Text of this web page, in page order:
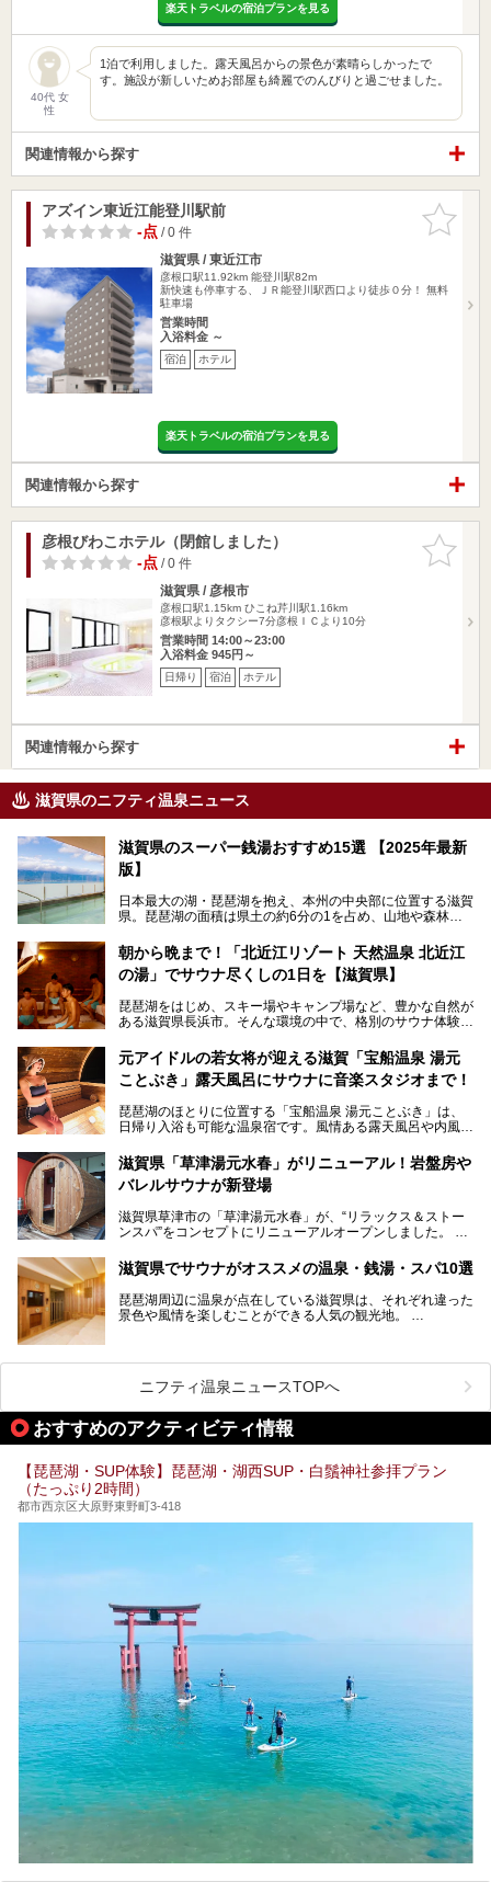
楽天トラベルの宿泊プランを見る
40代 女
性
1泊で利用しました。露天風呂からの景色が素晴らしかったで
す。施設が新しいためお部屋も綺麗でのんびりと過ごせました。
関連情報から探す
お気に入
りに追加
アズイン東近江能登川駅前
-点/ 0 件
滋賀県 / 東近江市
彦根口駅11.92km 能登川駅82m
新快速も停車する、ＪＲ能登川駅西口より徒歩０分！ 無料
駐車場
営業時間
入浴料金 ～
宿泊 ホテル
楽天トラベルの宿泊プランを見る
関連情報から探す
お気に入
りに追加
彦根びわこホテル（閉館しました）
-点/ 0 件
滋賀県 / 彦根市
彦根口駅1.15km ひこね芹川駅1.16km
彦根駅よりタクシー7分彦根ＩＣより10分
営業時間 14:00～23:00
入浴料金 945円～
日帰り 宿泊 ホテル
関連情報から探す
滋賀県のニフティ温泉ニュース
滋賀県のスーパー銭湯おすすめ15選 【2025年最新
版】
日本最大の湖・琵琶湖を抱え、本州の中央部に位置する滋賀
県。琵琶湖の面積は県土の約6分の1を占め、山地や森林部
して栄え、県内には世界遺産の比叡山延暦寺、天守が国宝に
指定されている彦根城、国の特別史跡の安土城跡など、多数
の史跡があります。
琵琶湖の雄大な景色を眺めながら入れる施設もありますよ。
朝から晩まで！「北近江リゾート 天然温泉 北近江
の湯」でサウナ尽くしの1日を【滋賀県】
琵琶湖をはじめ、スキー場やキャンプ場など、豊かな自然が
ある滋賀県長浜市。そんな環境の中で、格別のサウナ体験を
今回は、「北近江リゾート 天然温泉 北近江の湯」で朝から
晩まで楽しめる過ごし方をご紹介！ サウナ設備やサウナド
違いなしですよ。
───
この記事は北近江リゾート 天然温泉 北近江の湯のPR記事で
す。
元アイドルの若女将が迎える滋賀「宝船温泉 湯元
ことぶき」露天風呂にサウナに音楽スタジオまで！
琵琶湖のほとりに位置する「宝船温泉 湯元ことぶき」は、
日帰り入浴も可能な温泉宿です。風情ある露天風呂や内風
ープン。湖からそよぐ爽やかな風を感じながらサウナと温泉
が楽しめます。
を打てるのも醍醐味の一つ。そして、若女将はなんと「元ア
イドル」の現役アーティスト。音楽スタジオまで備えたユニ
滋賀県「草津湯元水春」がリニューアル！岩盤房や
バレルサウナが新登場
滋賀県草津市の「草津湯元水春」が、“リラックス＆ストー
ンスパ”をコンセプトにリニューアルオープンしました。
たほか、岩盤房やバレルサウナも新設されました。さらに地
産地消をテーマにしたレストランメニューもパワーアップ。
今回新しくなった「草津湯元水春」の魅力を余すところなく
紹介します。
滋賀県でサウナがオススメの温泉・銭湯・スパ10選
琵琶湖周辺に温泉が点在している滋賀県は、それぞれ違った
景色や風情を楽しむことができる人気の観光地。
旅行やお出かけのついではもちろん、近隣にお住いの方はぜ
ひ気軽に立ち寄ってみてくださいね。
ニフティ温泉ニュースTOPへ
おすすめのアクティビティ情報
【琵琶湖・SUP体験】琵琶湖・湖西SUP・白鬚神社参拝プラン
（たっぷり2時間）
都市西京区大原野東野町3-418